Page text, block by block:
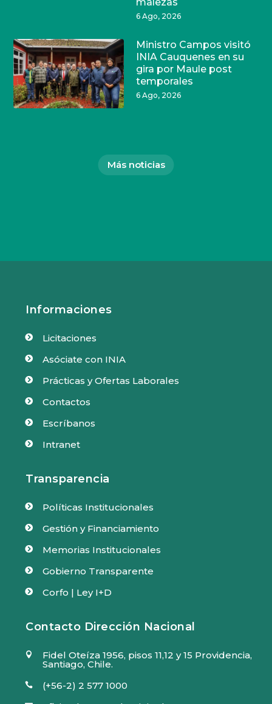
6 Ago, 2026
Ministro Campos visitó
INIA Cauquenes en su
gira por Maule post
temporales
6 Ago, 2026
Más noticias
Informaciones
 Licitaciones
 Asóciate con INIA
 Prácticas y Ofertas Laborales
 Contactos
 Escríbanos
 Intranet
Transparencia
 Políticas Institucionales
 Gestión y Financiamiento
 Memorias Institucionales
 Gobierno Transparente
 Corfo | Ley I+D
Contacto Dirección Nacional
 Fidel Oteíza 1956, pisos 11,12 y 15 Providencia,
Santiago, Chile.
 (+56-2) 2 577 1000